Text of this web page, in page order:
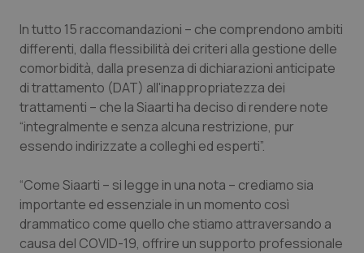
Oncologia & Nutrizione
Psoriasi & pelle
Quotidiano Cardiologia
Quotidiano Chirurgia
Quotidiano Oncologia
Quotidiano Pediatria
In tutto 15 raccomandazioni – che comprendono ambiti
differenti, dalla flessibilità dei criteri alla gestione delle
comorbidità, dalla presenza di dichiarazioni anticipate
di trattamento (DAT) all'inappropriatezza dei
trattamenti – che la Siaarti ha deciso di rendere note
“integralmente e senza alcuna restrizione, pur
essendo indirizzate a colleghi ed esperti”.
“Come Siaarti – si legge in una nota – crediamo sia
importante ed essenziale in un momento così
drammatico come quello che stiamo attraversando a
causa del COVID-19, offrire un supporto professionale